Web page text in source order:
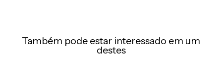
Também pode estar interessado em um
destes